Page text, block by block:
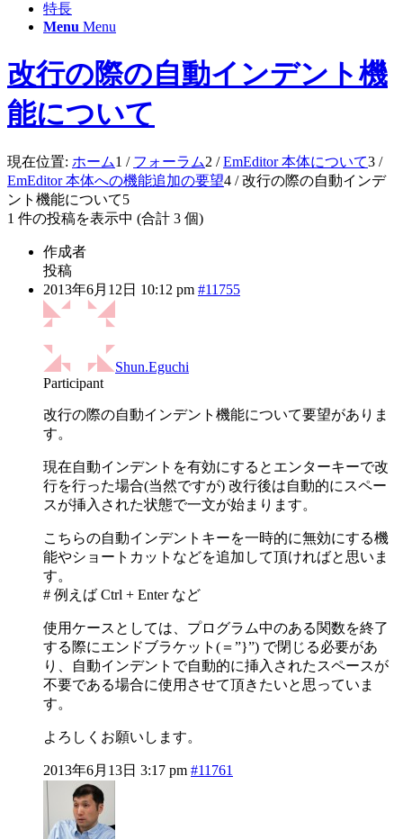
特長
Menu Menu
改行の際の自動インデント機
能について
現在位置: ホーム1 / フォーラム2 / EmEditor 本体について3 /
EmEditor 本体への機能追加の要望4 / 改行の際の自動インデ
ント機能について5
1 件の投稿を表示中 (合計 3 個)
作成者
投稿
2013年6月12日 10:12 pm #11755
Shun.Eguchi
Participant
改行の際の自動インデント機能について要望がありま
す。
現在自動インデントを有効にするとエンターキーで改
行を行った場合(当然ですが) 改行後は自動的にスペー
スが挿入された状態で一文が始まります。
こちらの自動インデントキーを一時的に無効にする機
能やショートカットなどを追加して頂ければと思いま
す。
# 例えば Ctrl + Enter など
使用ケースとしては、プログラム中のある関数を終了
する際にエンドブラケット(＝”}”) で閉じる必要があ
り、自動インデントで自動的に挿入されたスペースが
不要である場合に使用させて頂きたいと思っていま
す。
よろしくお願いします。
2013年6月13日 3:17 pm #11761